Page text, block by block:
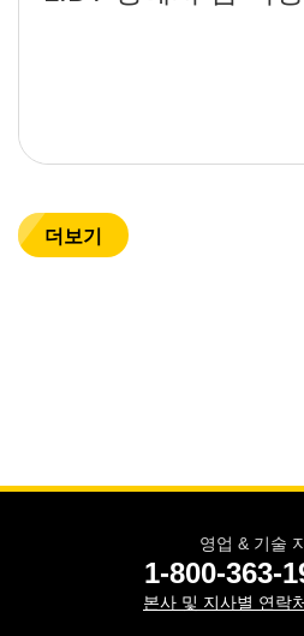
더보기
영업 & 기술
1-800-363-
본사 및 지사별 연락